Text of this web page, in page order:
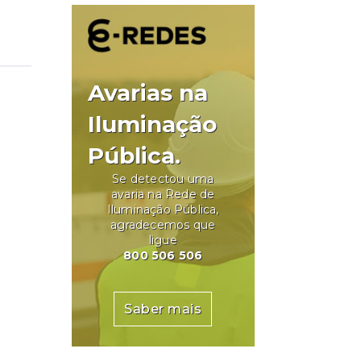
Avarias na
Iluminação
Pública.
Se detectou uma
avaria na Rede de
Iluminação Pública,
agradecemos que
ligue
800 506 506
Saber mais